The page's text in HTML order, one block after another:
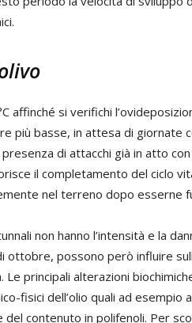
affinché si verifichi
più basse, in attesa di giornate
di attacchi già in atto
il completamento del ciclo
nel terreno dopo esserne
non hanno l’intensità e la
ottobre, possono però influire
principali alterazioni
fisici dell’olio quali ad esempio
contenuto in polifenoli. Per